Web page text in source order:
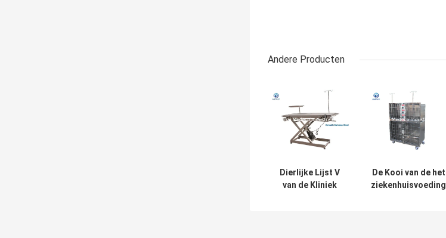
Andere Producten
Dierlijke Lijst V
van de Kliniek
De Kooi van de het
ziekenhuisvoeding